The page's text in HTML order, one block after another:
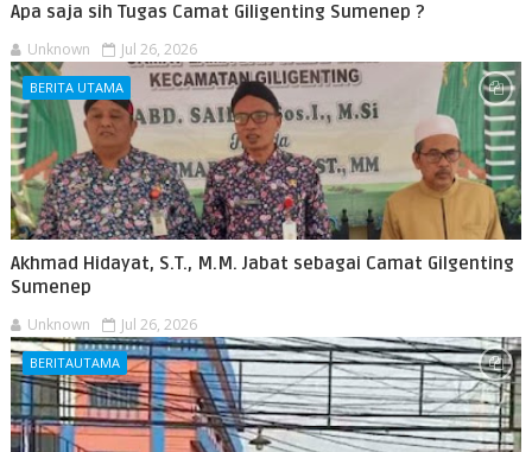
Apa saja sih Tugas Camat Giligenting Sumenep ?
Unknown Jul 26, 2026
BERITA UTAMA
Akhmad Hidayat, S.T., M.M. Jabat sebagai Camat Gilgenting
Sumenep
Unknown Jul 26, 2026
BERITAUTAMA